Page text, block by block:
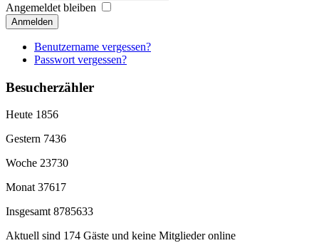
Angemeldet bleiben
Anmelden
Benutzername vergessen?
Passwort vergessen?
Besucherzähler
Heute 1856
Gestern 7436
Woche 23730
Monat 37617
Insgesamt 8785633
Aktuell sind 174 Gäste und keine Mitglieder online